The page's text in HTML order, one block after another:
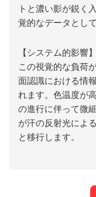
トと濃い影が鋭く
覚的なデータとし
【システム的影響】
この視覚的な負荷
面認識における情
れます。色温度が
の進行に伴って微
が汗の反射光によ
と移行します。